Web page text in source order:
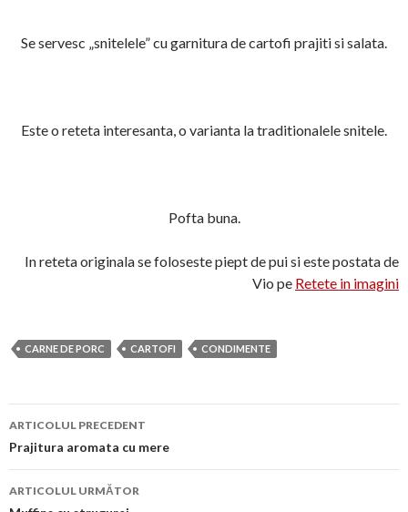
Se servesc „snitelele” cu garnitura de cartofi prajiti si salata.
Este o reteta interesanta, o varianta la traditionalele snitele.
Pofta buna.
In reteta originala se foloseste piept de pui si este postata de
Vio pe Retete in imagini
CARNE DE PORC CARTOFI CONDIMENTE
Navigare
în
articol
ARTICOLUL PRECEDENT
Prajitura aromata cu mere
ARTICOLUL URMĂTOR